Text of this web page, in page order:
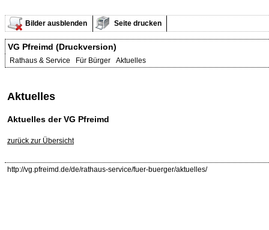
Bilder ausblenden Seite drucken
VG Pfreimd (Druckversion)
Rathaus & Service Für Bürger Aktuelles
Aktuelles
Aktuelles der VG Pfreimd
zurück zur Übersicht
http://vg.pfreimd.de/de/rathaus-service/fuer-buerger/aktuelles/